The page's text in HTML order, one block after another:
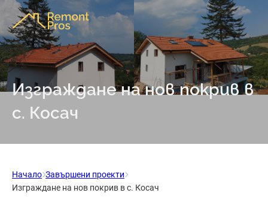
Изграждане на нов покрив в
с. Косач
Начало Завършени проекти
Изграждане на нов покрив в с. Косач